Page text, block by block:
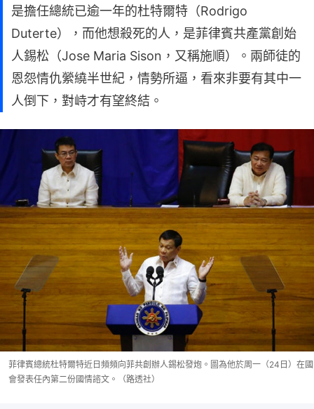
是擔任總統已逾一年的杜特爾特（Rodrigo
Duterte），而他想殺死的人，是菲律賓共產黨創始
人錫松（Jose Maria Sison，又稱施順）。兩師徒的
恩怨情仇縈繞半世紀，情勢所逼，看來非要有其中一
人倒下，對峙才有望終結。
菲律賓總統杜特爾特近日頻頻向菲共創辦人錫松發炮。圖為他於周一（24日）在國
會發表任內第二份國情諮文。（路透社）